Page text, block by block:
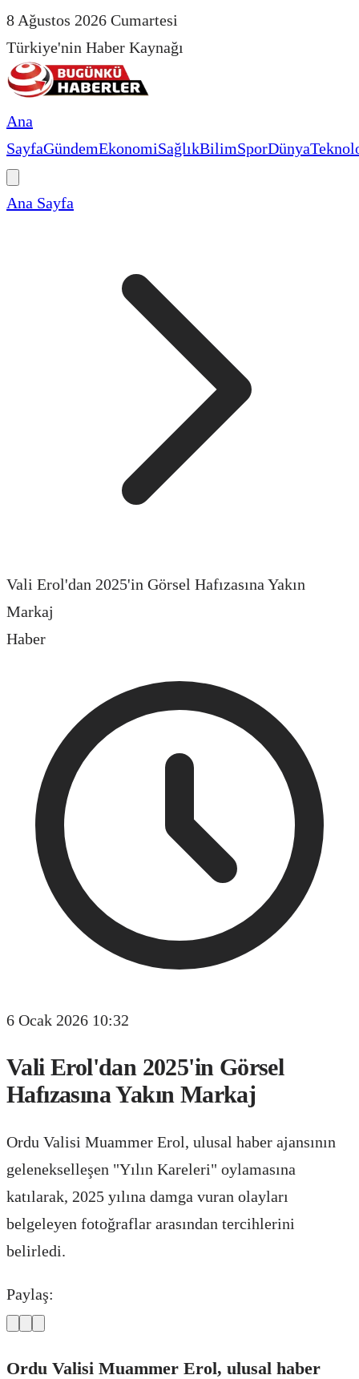
8 Ağustos 2026 Cumartesi
Türkiye'nin Haber Kaynağı
Ana
SayfaGündemEkonomiSağlıkBilimSporDünya
Ana Sayfa
Vali Erol'dan 2025'in Görsel Hafızasına Yakın
Markaj
Haber
6 Ocak 2026 10:32
Vali Erol'dan 2025'in Görsel
Hafızasına Yakın Markaj
Ordu Valisi Muammer Erol, ulusal haber ajansının
gelenekselleşen "Yılın Kareleri" oylamasına
katılarak, 2025 yılına damga vuran olayları
belgeleyen fotoğraflar arasından tercihlerini
belirledi.
Paylaş:
Ordu Valisi Muammer Erol, ulusal haber